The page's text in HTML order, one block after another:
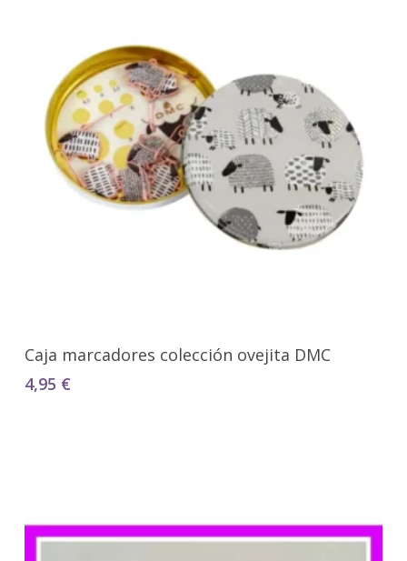
Seleccionar Opciones
Caja marcadores colección ovejita DMC
4,95 €